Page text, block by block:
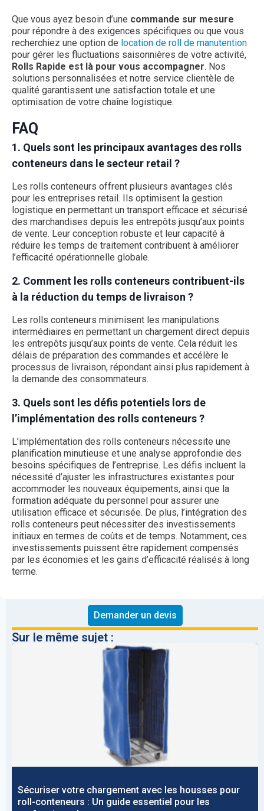
Que vous ayez besoin d’une commande sur mesure
pour répondre à des exigences spécifiques ou que vous
recherchiez une option de location de roll de manutention
pour gérer les fluctuations saisonnières de votre activité,
Rolls Rapide est là pour vous accompagner. Nos
solutions personnalisées et notre service clientèle de
qualité garantissent une satisfaction totale et une
optimisation de votre chaîne logistique.
FAQ
1. Quels sont les principaux avantages des rolls
conteneurs dans le secteur retail ?
Les rolls conteneurs offrent plusieurs avantages clés
pour les entreprises retail. Ils optimisent la gestion
logistique en permettant un transport efficace et sécurisé
des marchandises depuis les entrepôts jusqu’aux points
de vente. Leur conception robuste et leur capacité à
réduire les temps de traitement contribuent à améliorer
l’efficacité opérationnelle globale.
2. Comment les rolls conteneurs contribuent-ils
à la réduction du temps de livraison ?
Les rolls conteneurs minimisent les manipulations
intermédiaires en permettant un chargement direct depuis
les entrepôts jusqu’aux points de vente. Cela réduit les
délais de préparation des commandes et accélère le
processus de livraison, répondant ainsi plus rapidement à
la demande des consommateurs.
3. Quels sont les défis potentiels lors de
l’implémentation des rolls conteneurs ?
L’implémentation des rolls conteneurs nécessite une
planification minutieuse et une analyse approfondie des
besoins spécifiques de l’entreprise. Les défis incluent la
nécessité d’ajuster les infrastructures existantes pour
accommoder les nouveaux équipements, ainsi que la
formation adéquate du personnel pour assurer une
utilisation efficace et sécurisée. De plus, l’intégration des
rolls conteneurs peut nécessiter des investissements
initiaux en termes de coûts et de temps. Notamment, ces
investissements puissent être rapidement compensés
par les économies et les gains d’efficacité réalisés à long
terme.
Demander un devis
Sur le même sujet :
Sécuriser votre chargement avec les housses pour
roll-conteneurs : Un guide essentiel pour les